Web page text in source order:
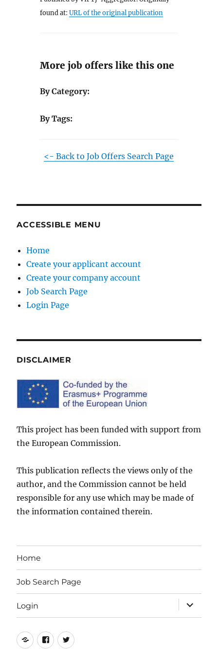
found at:URL of the original publication
More job offers like this one
By Category:
By Tags:
<- Back to Job Offers Search Page
ACCESSIBLE MENU
Home
Create your applicant account
Create your company account
Job Search Page
Login Page
DISCLAIMER
This project has been funded with support from
the European Commission.
This publication reflects the views only of the
author, and the Commission cannot be held
responsible for any use which may be made of
the information contained therein.
Home
Job Search Page
Login
expand
child
OnlineFacebookTwitter